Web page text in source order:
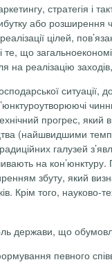
стратегія і
або
цілей,
що
на реалізацію
прогрес, який
(найшвидшими
галузей
на кон’юнктуру.
збуту, який
Крім того,
держави, що
певного